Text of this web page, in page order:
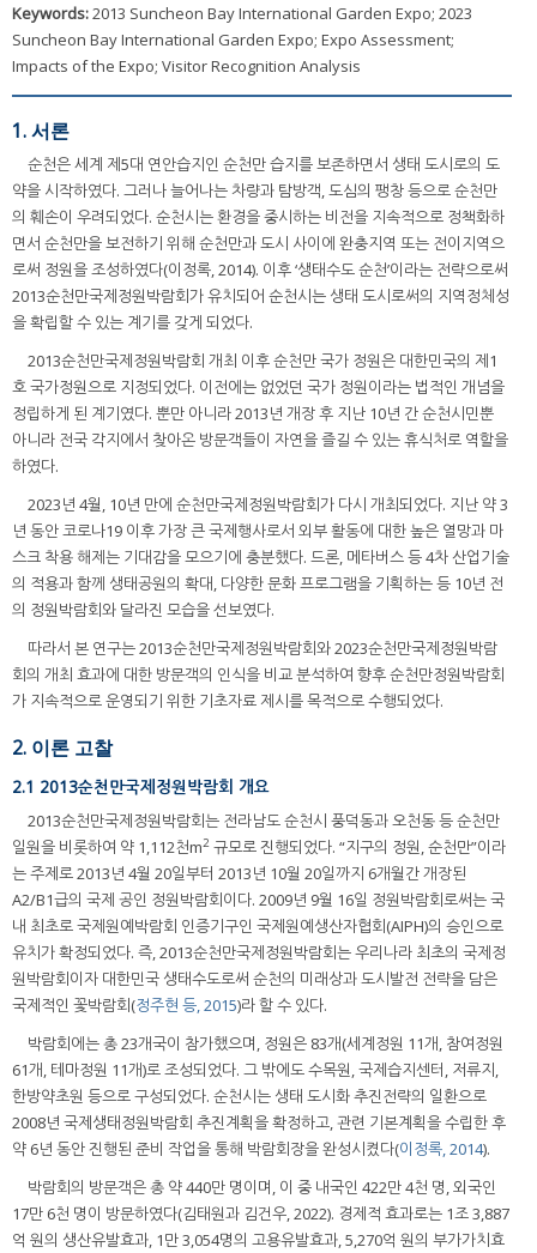
Keywords:2013 Suncheon Bay International Garden Expo; 2023
Suncheon Bay International Garden Expo; Expo Assessment;
Impacts of the Expo; Visitor Recognition Analysis
1. 서론
순천은 세계 제5대 연안습지인 순천만 습지를 보존하면서 생태 도시로의 도
약을 시작하였다. 그러나 늘어나는 차량과 탐방객, 도심의 팽창 등으로 순천만
의 훼손이 우려되었다. 순천시는 환경을 중시하는 비전을 지속적으로 정책화하
면서 순천만을 보전하기 위해 순천만과 도시 사이에 완충지역 또는 전이지역으
로써 정원을 조성하였다(이정록, 2014). 이후 ‘생태수도 순천’이라는 전략으로써
2013순천만국제정원박람회가 유치되어 순천시는 생태 도시로써의 지역정체성
을 확립할 수 있는 계기를 갖게 되었다.
2013순천만국제정원박람회 개최 이후 순천만 국가 정원은 대한민국의 제1
호 국가정원으로 지정되었다. 이전에는 없었던 국가 정원이라는 법적인 개념을
정립하게 된 계기였다. 뿐만 아니라 2013년 개장 후 지난 10년 간 순천시민뿐
아니라 전국 각지에서 찾아온 방문객들이 자연을 즐길 수 있는 휴식처로 역할을
하였다.
2023년 4월, 10년 만에 순천만국제정원박람회가 다시 개최되었다. 지난 약 3
년 동안 코로나19 이후 가장 큰 국제행사로서 외부 활동에 대한 높은 열망과 마
스크 착용 해제는 기대감을 모으기에 충분했다. 드론, 메타버스 등 4차 산업기술
의 적용과 함께 생태공원의 확대, 다양한 문화 프로그램을 기획하는 등 10년 전
의 정원박람회와 달라진 모습을 선보였다.
따라서 본 연구는 2013순천만국제정원박람회와 2023순천만국제정원박람
회의 개최 효과에 대한 방문객의 인식을 비교 분석하여 향후 순천만정원박람회
가 지속적으로 운영되기 위한 기초자료 제시를 목적으로 수행되었다.
2. 이론 고찰
2.1 2013순천만국제정원박람회 개요
2013순천만국제정원박람회는 전라남도 순천시 풍덕동과 오천동 등 순천만
일원을 비롯하여 약 1,112천m2 규모로 진행되었다. “지구의 정원, 순천만”이라
는 주제로 2013년 4월 20일부터 2013년 10월 20일까지 6개월간 개장된
A2/B1급의 국제 공인 정원박람회이다. 2009년 9월 16일 정원박람회로써는 국
내 최초로 국제원예박람회 인증기구인 국제원예생산자협회(AIPH)의 승인으로
유치가 확정되었다. 즉, 2013순천만국제정원박람회는 우리나라 최초의 국제정
원박람회이자 대한민국 생태수도로써 순천의 미래상과 도시발전 전략을 담은
국제적인 꽃박람회(정주현 등, 2015)라 할 수 있다.
박람회에는 총 23개국이 참가했으며, 정원은 83개(세계정원 11개, 참여정원
61개, 테마정원 11개)로 조성되었다. 그 밖에도 수목원, 국제습지센터, 저류지,
한방약초원 등으로 구성되었다. 순천시는 생태 도시화 추진전략의 일환으로
2008년 국제생태정원박람회 추진계획을 확정하고, 관련 기본계획을 수립한 후
약 6년 동안 진행된 준비 작업을 통해 박람회장을 완성시켰다(이정록, 2014).
박람회의 방문객은 총 약 440만 명이며, 이 중 내국인 422만 4천 명, 외국인
17만 6천 명이 방문하였다(김태원과 김건우, 2022). 경제적 효과로는 1조 3,887
억 원의 생산유발효과, 1만 3,054명의 고용유발효과, 5,270억 원의 부가가치효